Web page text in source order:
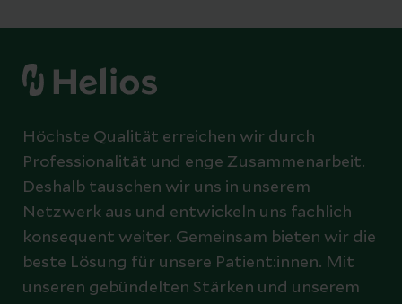
Höchste Qualität erreichen wir durch
Professionalität und enge Zusammenarbeit.
Deshalb tauschen wir uns in unserem
Netzwerk aus und entwickeln uns fachlich
konsequent weiter. Gemeinsam bieten wir die
beste Lösung für unsere Patient:innen. Mit
unseren gebündelten Stärken und unserem